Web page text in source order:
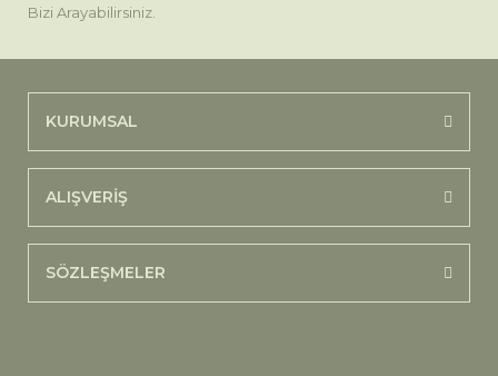
Bizi Arayabilirsiniz.
KURUMSAL
ALIŞVERİŞ
SÖZLEŞMELER